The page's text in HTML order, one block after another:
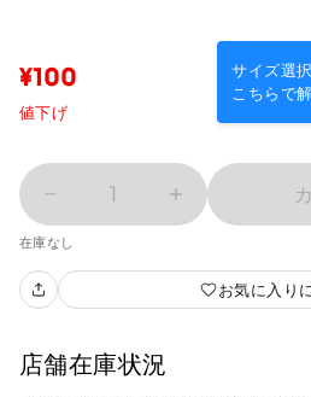
サイズ選
こちらで
¥100
値下げ
1
在庫なし
お気に入り
店舗在庫状況